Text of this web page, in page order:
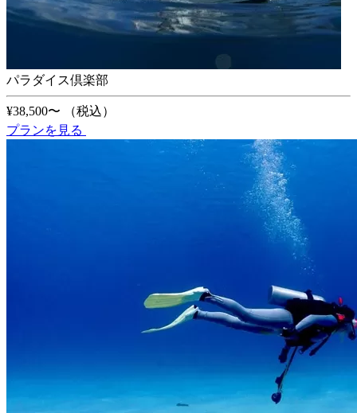
パラダイス倶楽部
¥38,500〜
（税込）
プランを見る